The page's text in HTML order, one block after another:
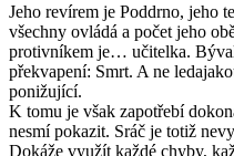
Jeho revírem je Poddrno, jeho
všechny ovládá a počet jeho
protivníkem je… učitelka.
překvapení: Smrt. A ne
ponižující.
K tomu je však zapotřebí
nesmí pokazit. Sráč je totiž
Dokáže využít každé chyby,